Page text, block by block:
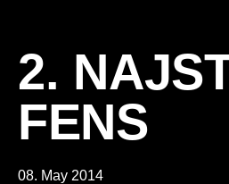
2.
FENS
08. May 2014